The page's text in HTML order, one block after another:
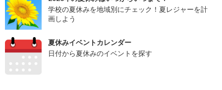
学校の夏休みを地域別にチェック！夏レジャーを計
画しよう
夏休みイベントカレンダー
日付から夏休みのイベントを探す